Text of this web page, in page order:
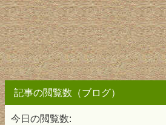
記事の閲覧数（ブログ）
今日の閲覧数: